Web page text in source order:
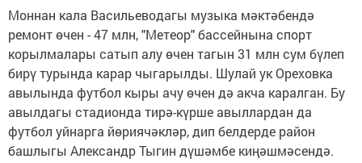
Моннан кала Васильеводагы музыка мәктәбендә
ремонт өчен - 47 млн, "Метеор" бассейнына спорт
корылмалары сатып алу өчен тагын 31 млн сум бүлеп
бирү турында карар чыгарылды. Шулай ук Ореховка
авылында футбол кыры ачу өчен дә акча каралган. Бу
авылдагы стадионда тирә-күрше авыллардан да
футбол уйнарга йөриячәкләр, дип белдерде район
башлыгы Александр Тыгин дүшәмбе киңәшмәсендә.